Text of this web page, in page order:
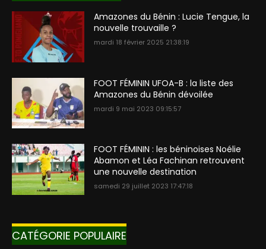
Amazones du Bénin : Lucie Tengue, la
nouvelle trouvaille ?
mardi 18 février 2025 21:38:19
FOOT FÉMININ UFOA-B : la liste des
Amazones du Bénin dévoilée
mardi 9 mai 2023 09:15:57
FOOT FÉMININ : les béninoises Noélie
Abamon et Léa Fachinan retrouvent
une nouvelle destination
samedi 29 juillet 2023 17:47:18
CATÉGORIE POPULAIRE